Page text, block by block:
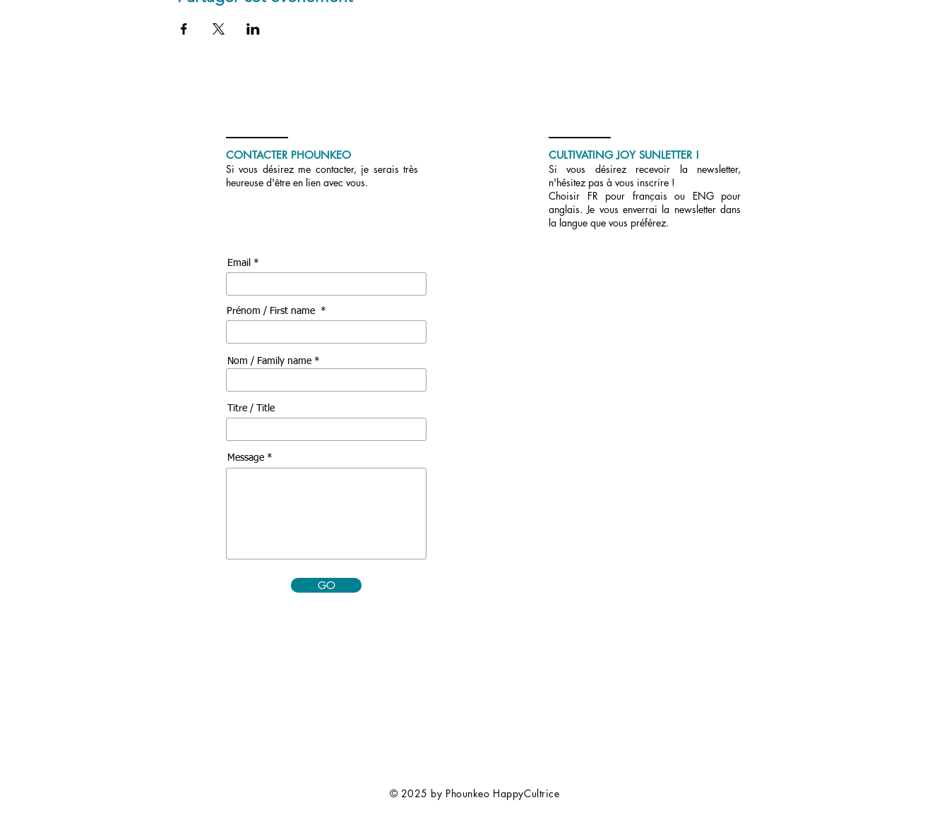
CONTACTER PHOUNKEO
Si vous désirez me contacter, je serais très
heureuse d'être en lien avec vous.
Email *
Prénom / First name *
Nom / Family name *
Titre / Title
Message *
GO
CULTIVATING JOY SUNLETTER !
Si vous désirez recevoir la newsletter,
n'hésitez pas à vous inscrire !
Choisir FR pour français ou ENG pour
anglais. Je vous enverrai la newsletter dans
la langue que vous préférez.
© 2025 by Phounkeo HappyCultrice